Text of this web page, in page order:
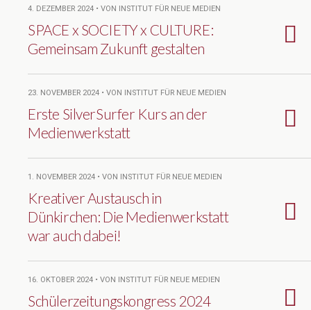
4. DEZEMBER 2024 • VON INSTITUT FÜR NEUE MEDIEN
SPACE x SOCIETY x CULTURE:
Gemeinsam Zukunft gestalten
23. NOVEMBER 2024 • VON INSTITUT FÜR NEUE MEDIEN
Erste SilverSurfer Kurs an der
Medienwerkstatt
1. NOVEMBER 2024 • VON INSTITUT FÜR NEUE MEDIEN
Kreativer Austausch in
Dünkirchen: Die Medienwerkstatt
war auch dabei!
16. OKTOBER 2024 • VON INSTITUT FÜR NEUE MEDIEN
Schülerzeitungskongress 2024